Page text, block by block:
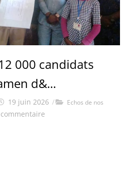
000 candidats
d&...
19 juin 2026 /
Echos de nos